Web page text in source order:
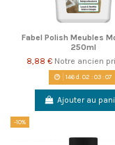
Fabel Polish Meubles
250ml
8,88 € Notre ancien
146d. 02 :03:06
Ajouter au
-10%